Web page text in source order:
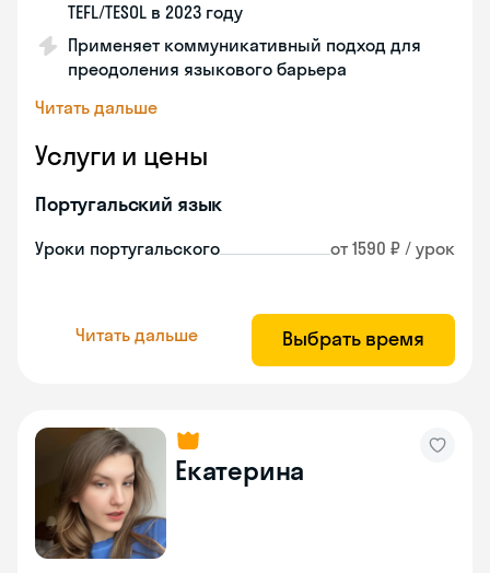
TEFL/TESOL в 2023 году
Применяет коммуникативный подход для
преодоления языкового барьера
Читать дальше
Услуги и цены
Португальский язык
Уроки португальского от 1590 ₽ / урок
Читать дальше Выбрать время
Екатерина